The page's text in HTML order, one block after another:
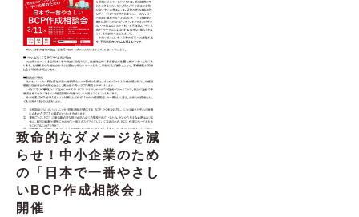
致命的なダメージを減
らせ！中小企業のため
の「日本で一番やさし
いBCP作成相談会」
開催